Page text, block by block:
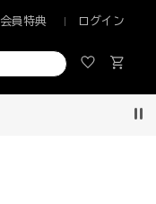
会員特典 ログイン